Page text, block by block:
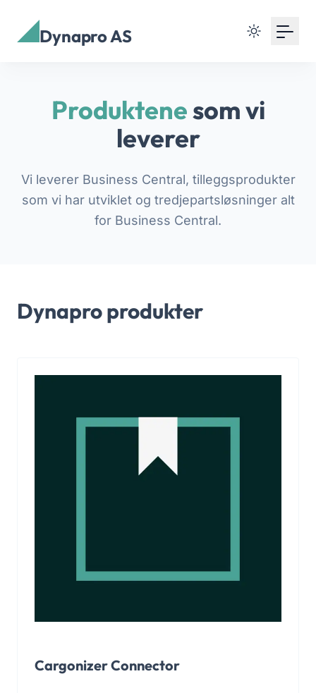
Dynapro AS
Produktenesom vi
leverer
Vi leverer Business Central, tilleggsprodukter
som vi har utviklet og tredjepartsløsninger alt
for Business Central.
Dynapro produkter
Cargonizer Connector